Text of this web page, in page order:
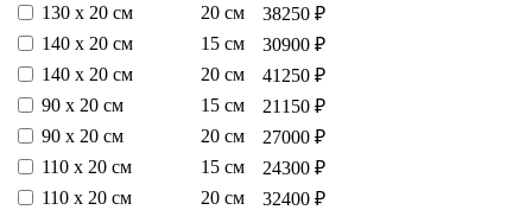
130 х 20 см
20 см
38250 ₽
140 х 20 см
15 см
30900 ₽
140 х 20 см
20 см
41250 ₽
90 х 20 см
15 см
21150 ₽
90 х 20 см
20 см
27000 ₽
110 х 20 см
15 см
24300 ₽
110 х 20 см
20 см
32400 ₽